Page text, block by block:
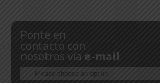
Ponte en
contacto con
nosotros vía e-mail